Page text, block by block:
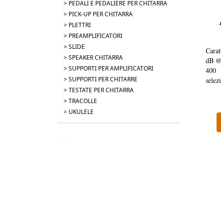
> PEDALI E PEDALIERE PER CHITARRA
> PICK-UP PER CHITARRA
> PLETTRI
> PREAMPLIFICATORI
> SLIDE
> SPEAKER CHITARRA
> SUPPORTI PER AMPLIFICATORI
> SUPPORTI PER CHITARRE
> TESTATE PER CHITARRA
> TRACOLLE
> UKULELE
dB